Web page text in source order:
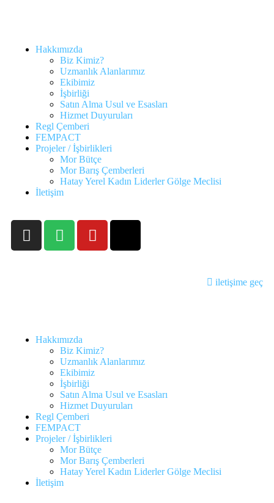
Hakkımızda
Biz Kimiz?
Uzmanlık Alanlarımız
Ekibimiz
İşbirliği
Satın Alma Usul ve Esasları
Hizmet Duyuruları
Regl Çemberi
FEMPACT
Projeler / İşbirlikleri
Mor Bütçe
Mor Barış Çemberleri
Hatay Yerel Kadın Liderler Gölge Meclisi
İletişim
iletişime geç
Hakkımızda
Biz Kimiz?
Uzmanlık Alanlarımız
Ekibimiz
İşbirliği
Satın Alma Usul ve Esasları
Hizmet Duyuruları
Regl Çemberi
FEMPACT
Projeler / İşbirlikleri
Mor Bütçe
Mor Barış Çemberleri
Hatay Yerel Kadın Liderler Gölge Meclisi
İletişim